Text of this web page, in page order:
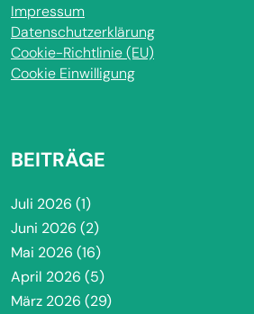
Impressum
Datenschutzerklärung
Cookie-Richtlinie (EU)
Cookie Einwilligung
BEITRÄGE
Juli 2026 (1)
Juni 2026 (2)
Mai 2026 (16)
April 2026 (5)
März 2026 (29)